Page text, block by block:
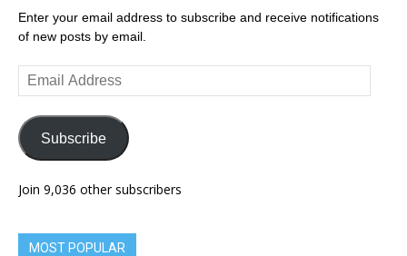
Enter your email address to subscribe and receive notifications
of new posts by email.
Email
Address
Subscribe
Join 9,036 other subscribers
MOST POPULAR